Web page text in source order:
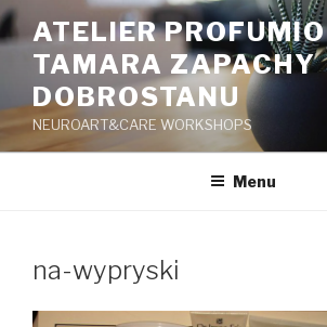
Przeskocz
do
ATELIER PROFUMIO
TAMARA ZAPACHY
DOBROSTANU
NEUROART&CARE WORKSHOPS
Menu
na-wypryski